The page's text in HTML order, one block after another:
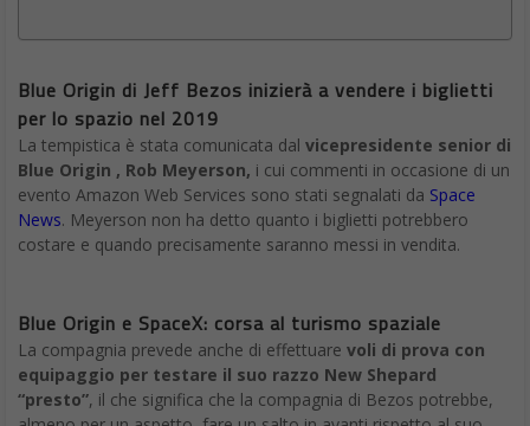
Blue Origin di Jeff Bezos inizierà a vendere i biglietti
per lo spazio nel 2019
La tempistica è stata comunicata dal vicepresidente senior di
Blue Origin , Rob Meyerson, i cui commenti in occasione di un
evento Amazon Web Services sono stati segnalati da Space
News. Meyerson non ha detto quanto i biglietti potrebbero
costare e quando precisamente saranno messi in vendita.
Blue Origin e SpaceX: corsa al turismo spaziale
La compagnia prevede anche di effettuare voli di prova con
equipaggio per testare il suo razzo New Shepard
“presto”, il che significa che la compagnia di Bezos potrebbe,